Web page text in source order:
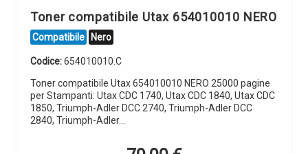
Toner compatibile Utax 654010010 NERO
Compatibile Nero
Codice:654010010.C
Toner compatibile Utax 654010010 NERO 25000 pagine
per Stampanti: Utax CDC 1740, Utax CDC 1840, Utax CDC
1850, Triumph-Adler DCC 2740, Triumph-Adler DCC
2840, Triumph-Adler…